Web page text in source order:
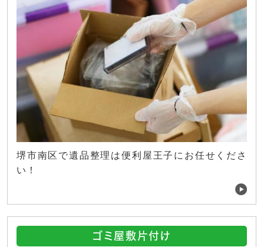
堺市南区で遺品整理は便利屋王子にお任せくださ
い！
ゴミ屋敷片付け